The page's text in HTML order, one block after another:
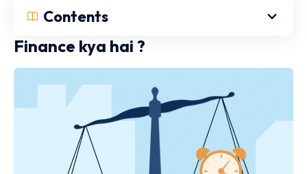
Contents
Finance kya hai ?